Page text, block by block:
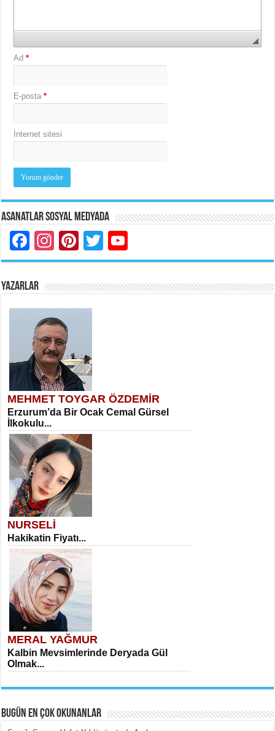
Ad*
E-posta*
İnternet sitesi
Asanatlar Sosyal Medyada
Facebook
Instagram
Pinterest
Twitter
YAZARLAR
MEHMET TOYGAR ÖZDEMİR
Erzurum’da Bir Ocak Cemal Gürsel
İlkokulu...
NURSELİ
Hakikatin Fiyatı...
MERAL YAĞMUR
Kalbin Mevsimlerinde Deryada Gül
Olmak...
BUGÜN EN ÇOK OKUNANLAR